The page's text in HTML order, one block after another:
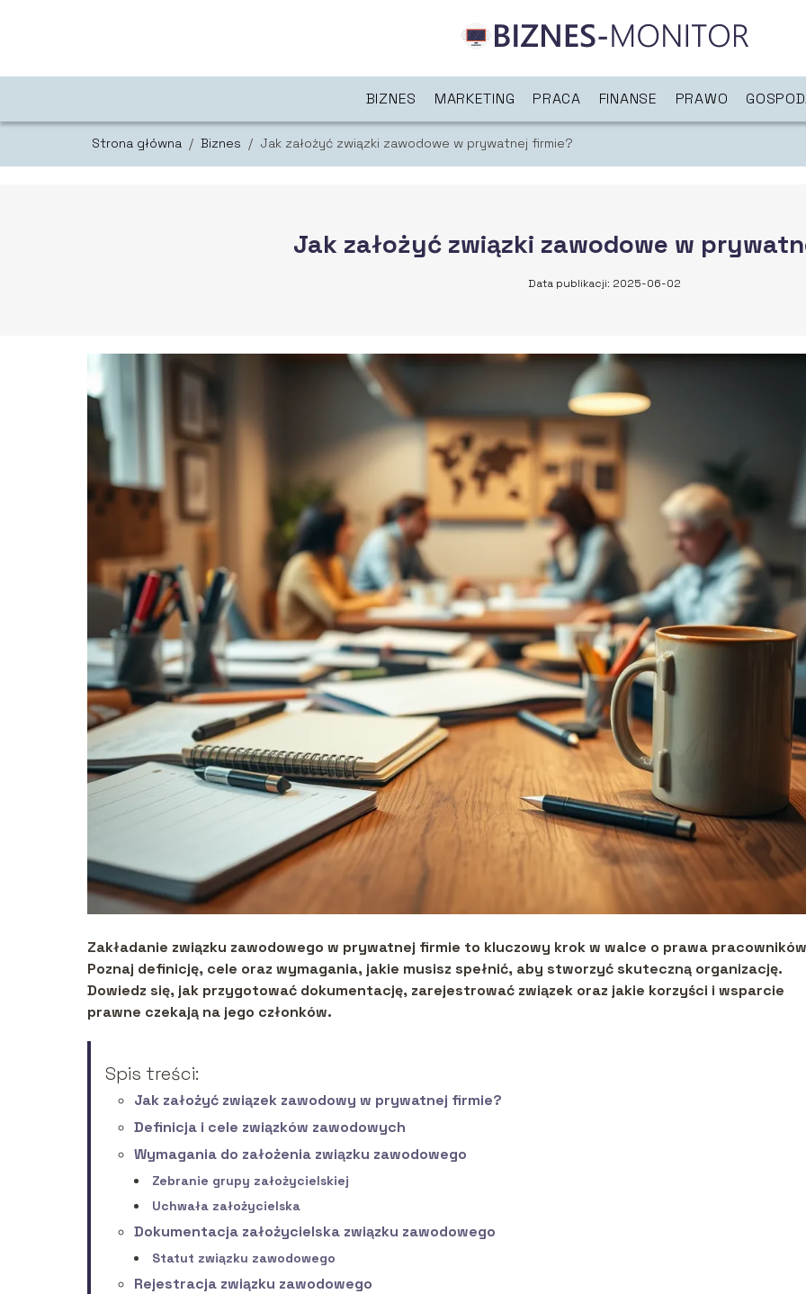
BIZNES MARKETING PRACA FINANSE PRAWO
Strona główna / Biznes / Jak założyć związki zawodowe w prywatnej firmie?
Jak założyć związki zawodowe w
Data publikacji: 2025-06-02
Zakładanie związku zawodowego w prywatnej firmie to kluczowy krok w walce o prawa
Poznaj definicję, cele oraz wymagania, jakie musisz spełnić, aby stworzyć skuteczną organizację.
Dowiedz się, jak przygotować dokumentację, zarejestrować związek oraz jakie korzyści i wsparcie
prawne czekają na jego członków.
Spis treści:
Jak założyć związek zawodowy w prywatnej firmie?
Definicja i cele związków zawodowych
Wymagania do założenia związku zawodowego
Zebranie grupy założycielskiej
Uchwała założycielska
Dokumentacja założycielska związku zawodowego
Statut związku zawodowego
Rejestracja związku zawodowego